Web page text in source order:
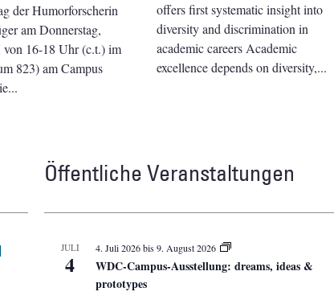
der Humorforscherin
am Donnerstag,
von 16-18 Uhr (c.t.) im
823) am Campus
offers first systematic insight into
diversity and discrimination in
academic careers Academic
excellence depends on diversity,
Öffentliche Veranstaltungen
JULI
4
4. Juli 2026bis9. August 2026
WDC-Campus-Ausstellung: dreams, ideas &
prototypes